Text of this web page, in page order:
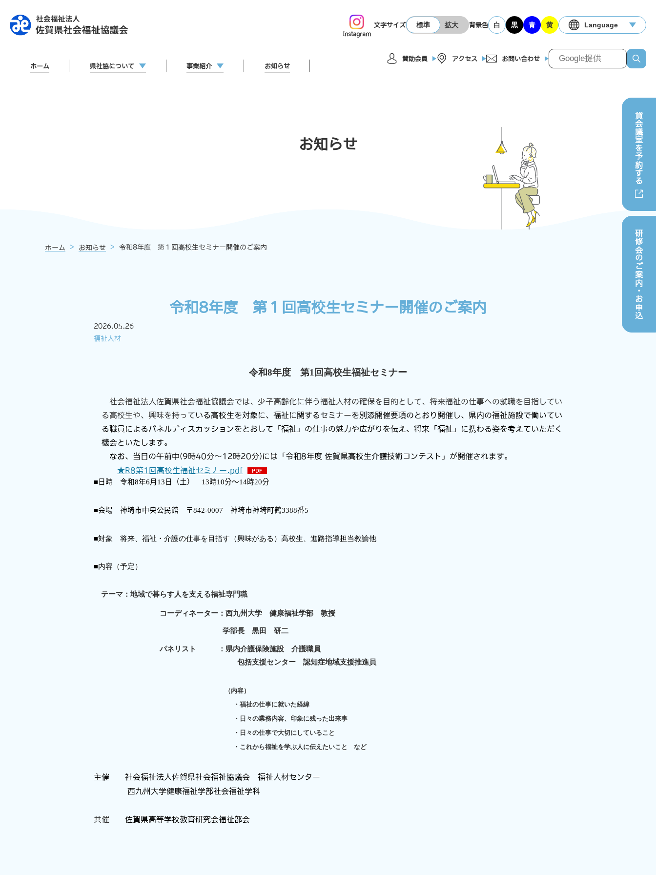
ホーム 県社協について 事業紹介 お知らせ
賛助会員 アクセス お問い合わせ
Instagram
文字サイズ 標準 拡大 背景色 白 黒 青 黄 Language
お知らせ
ホーム > お知らせ > 令和8年度 第１回高校生セミナー開催のご案内
令和8年度 第１回高校生セミナー開催のご案内
2026.05.26
福祉人材
令和8年度 第1 回高校生福祉セミナー
社会福祉法人佐賀県社会福祉協議会では、少子高齢化に伴う福祉人材の確保を目的として、将来福祉の仕事への就職を目指してい
る高校生や、興味を持っている高校生を対象に、福祉に関するセミナーを別添開催要項のとおり開催し、 県内の福祉施設で働いてい
る職員によるパネルディスカッションをとおして「福祉」の仕事の魅力や広がりを伝え、将来「福祉」に携わる姿を考えていただく
機会といたします。
なお、当日の午前中(9時40分～12時20分)には「令和8年度 佐賀県高校生介護技術コンテスト」が開催されます。
★R8第1回高校生福祉セミナー.pdf
■日時 令和8年6月13 日（土） 13時10分～14時20分
■会場 神埼市中央公民館 〒842-0007 神埼市神埼町鶴3388番5
■対象 将来、福祉・介護の仕事を目指す（興味がある）高校生、進路指導担当教諭他
■内容（予定）
テーマ：地域で暮らす人を支える福祉専門職
コーディネーター：西九州大学 健康福祉学部 教授
学部長 黒田 研二
パネリスト ：県内介護保険施設 介護職員
包括支援センター 認知症地域支援推進員
（内容）
・福祉の仕事に就いた経緯
・日々の業務内容、印象に残った出来事
・日々の仕事で大切にしていること
・これから福祉を学ぶ人に伝えたいこと など
主催 社会福祉法人佐賀県社会福祉協議会 福祉人材センター
西九州大学健康福祉学部社会福祉学科
共催 佐賀県高等学校教育研究会福祉部会
貸会議室を
予約する
研修会のご案内
・お申込